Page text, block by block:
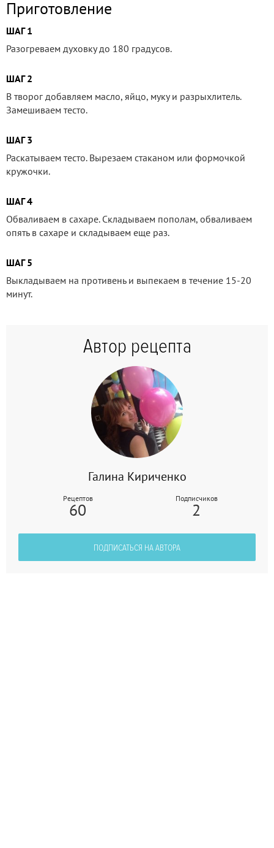
Приготовление
ШАГ 1
Разогреваем духовку до 180 градусов.
ШАГ 2
В творог добавляем масло, яйцо, муку и разрыхлитель.
Замешиваем тесто.
ШАГ 3
Раскатываем тесто. Вырезаем стаканом или формочкой
кружочки.
ШАГ 4
Обваливаем в сахаре. Складываем пополам, обваливаем
опять в сахаре и складываем еще раз.
ШАГ 5
Выкладываем на противень и выпекаем в течение 15-20
минут.
Автор рецепта
Галина Кириченко
Рецептов
60
Подписчиков
2
ПОДПИСАТЬСЯ НА АВТОРА